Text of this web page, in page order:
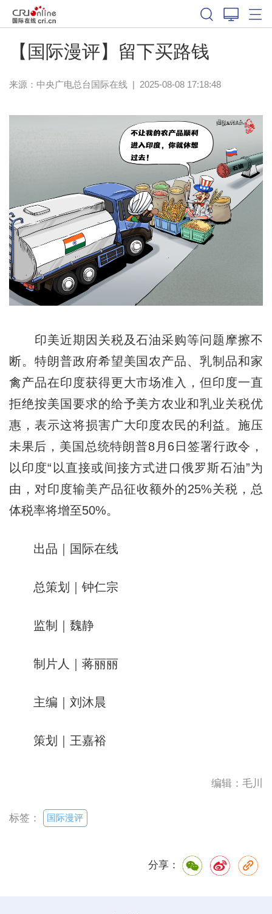
【国际漫评】留下买路钱
来源：中央广电总台国际在线| 2025-08-08 17:18:48
印美近期因关税及石油采购等问题摩擦不
断。特朗普政府希望美国农产品、乳制品和家
禽产品在印度获得更大市场准入，但印度一直
拒绝按美国要求的给予美方农业和乳业关税优
惠，表示这将损害广大印度农民的利益。施压
未果后，美国总统特朗普8月6日签署行政令，
以印度“以直接或间接方式进口俄罗斯石油”为
由，对印度输美产品征收额外的25%关税，总
体税率将增至50%。
出品｜国际在线
总策划｜钟仁宗
监制｜魏静
制片人｜蒋丽丽
主编｜刘沐晨
策划｜王嘉裕
编辑：毛川
标签： 国际漫评
分享：